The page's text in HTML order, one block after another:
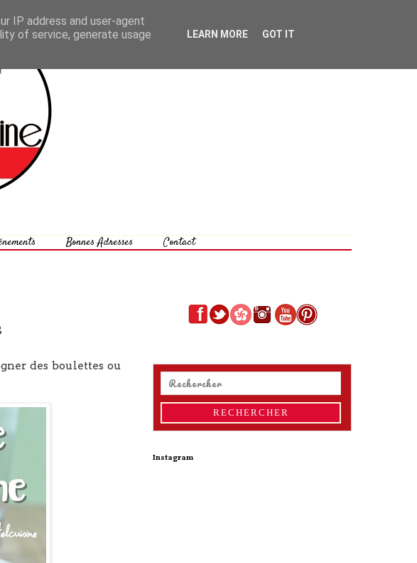
Bonnes Adresses Contact
des boulettes ou
Instagram
IP address and user-agent
of service, generate usage
LEARN MORE GOT IT